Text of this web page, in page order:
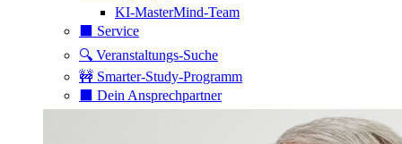
KI-MasterMind-Team
⬛️ Service
🔍 Veranstaltungs-Suche
🚧 Smarter-Study-Programm
⬛️ Dein Ansprechpartner